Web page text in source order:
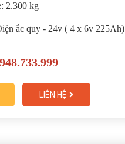
2.300 kg
ắc quy - 24v ( 4 x 6v 225Ah)
LIÊN HỆ